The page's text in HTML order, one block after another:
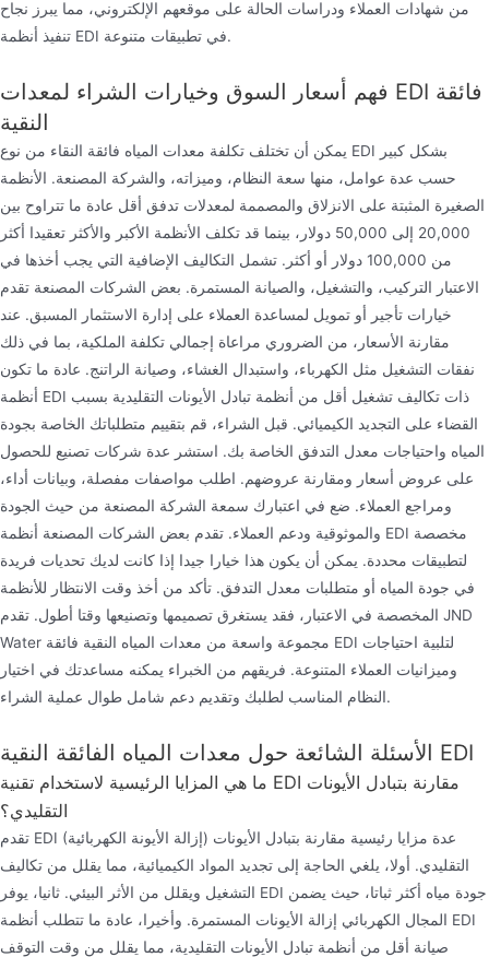
من شهادات العملاء ودراسات الحالة على موقعهم الإلكتروني، مما يبرز نجاح
تنفيذ أنظمة EDI في تطبيقات متنوعة.
فهم أسعار السوق وخيارات الشراء لمعدات EDI فائقة
النقية
يمكن أن تختلف تكلفة معدات المياه فائقة النقاء من نوع EDI بشكل كبير
حسب عدة عوامل، منها سعة النظام، وميزاته، والشركة المصنعة. الأنظمة
الصغيرة المثبتة على الانزلاق والمصممة لمعدلات تدفق أقل عادة ما تتراوح بين
20,000 إلى 50,000 دولار، بينما قد تكلف الأنظمة الأكبر والأكثر تعقيدا أكثر
من 100,000 دولار أو أكثر. تشمل التكاليف الإضافية التي يجب أخذها في
الاعتبار التركيب، والتشغيل، والصيانة المستمرة. بعض الشركات المصنعة تقدم
خيارات تأجير أو تمويل لمساعدة العملاء على إدارة الاستثمار المسبق. عند
مقارنة الأسعار، من الضروري مراعاة إجمالي تكلفة الملكية، بما في ذلك
نفقات التشغيل مثل الكهرباء، واستبدال الغشاء، وصيانة الراتنج. عادة ما تكون
أنظمة EDI ذات تكاليف تشغيل أقل من أنظمة تبادل الأيونات التقليدية بسبب
القضاء على التجديد الكيميائي. قبل الشراء، قم بتقييم متطلباتك الخاصة بجودة
المياه واحتياجات معدل التدفق الخاصة بك. استشر عدة شركات تصنيع للحصول
على عروض أسعار ومقارنة عروضهم. اطلب مواصفات مفصلة، وبيانات أداء،
ومراجع العملاء. ضع في اعتبارك سمعة الشركة المصنعة من حيث الجودة
والموثوقية ودعم العملاء. تقدم بعض الشركات المصنعة أنظمة EDI مخصصة
لتطبيقات محددة. يمكن أن يكون هذا خيارا جيدا إذا كانت لديك تحديات فريدة
في جودة المياه أو متطلبات معدل التدفق. تأكد من أخذ وقت الانتظار للأنظمة
المخصصة في الاعتبار، فقد يستغرق تصميمها وتصنيعها وقتا أطول. تقدم JND
Water مجموعة واسعة من معدات المياه النقية فائقة EDI لتلبية احتياجات
وميزانيات العملاء المتنوعة. فريقهم من الخبراء يمكنه مساعدتك في اختيار
النظام المناسب لطلبك وتقديم دعم شامل طوال عملية الشراء.
الأسئلة الشائعة حول معدات المياه الفائقة النقية EDI
ما هي المزايا الرئيسية لاستخدام تقنية EDI مقارنة بتبادل الأيونات
التقليدي؟
تقدم EDI (إزالة الأيونة الكهربائية) عدة مزايا رئيسية مقارنة بتبادل الأيونات
التقليدي. أولا، يلغي الحاجة إلى تجديد المواد الكيميائية، مما يقلل من تكاليف
التشغيل ويقلل من الأثر البيئي. ثانيا، يوفر EDI جودة مياه أكثر ثباتا، حيث يضمن
المجال الكهربائي إزالة الأيونات المستمرة. وأخيرا، عادة ما تتطلب أنظمة EDI
صيانة أقل من أنظمة تبادل الأيونات التقليدية، مما يقلل من وقت التوقف